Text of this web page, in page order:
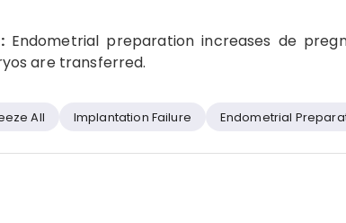
Endometrial preparation increases de
are transferred.
All Implantation Failure Endometrial